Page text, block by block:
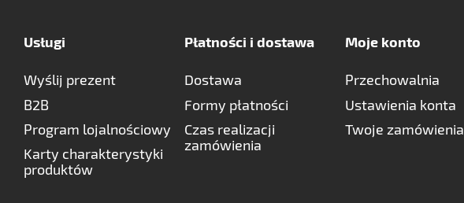
Usługi
Wyślij prezent
B2B
Program lojalnościowy
Karty charakterystyki
produktów
Płatności i dostawa
Dostawa
Formy płatności
Czas realizacji
zamówienia
Moje konto
Przechowalnia
Ustawienia konta
Twoje zamówienia